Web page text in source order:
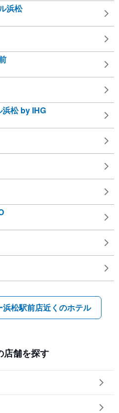
浜松
松 by IHG
松駅前店近くのホテル
店舗を探す